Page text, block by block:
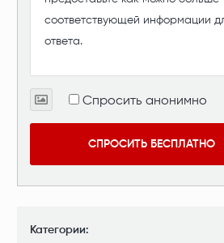
Спросить анонимно
СПРОСИТЬ БЕСПЛАТНО
Категории: